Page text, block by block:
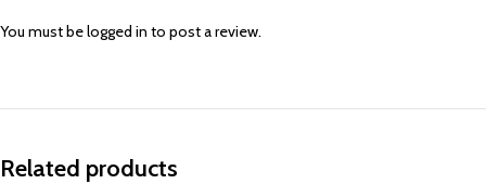
You must belogged in to post a review.
Related products